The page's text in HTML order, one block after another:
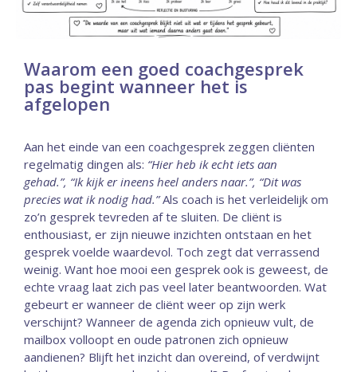
Waarom een goed coachgesprek
pas begint wanneer het is
afgelopen
Aan het einde van een coachgesprek zeggen cliënten
regelmatig dingen als: “Hier heb ik echt iets aan
gehad.”, “Ik kijk er ineens heel anders naar.”, “Dit was
precies wat ik nodig had.”Als coach is het verleidelijk om
zo’n gesprek tevreden af te sluiten. De cliënt is
enthousiast, er zijn nieuwe inzichten ontstaan en het
gesprek voelde waardevol. Toch zegt dat verrassend
weinig. Want hoe mooi een gesprek ook is geweest, de
echte vraag laat zich pas veel later beantwoorden. Wat
gebeurt er wanneer de cliënt weer op zijn werk
verschijnt? Wanneer de agenda zich opnieuw vult, de
mailbox volloopt en oude patronen zich opnieuw
aandienen? Blijft het inzicht dan overeind, of verdwijnt